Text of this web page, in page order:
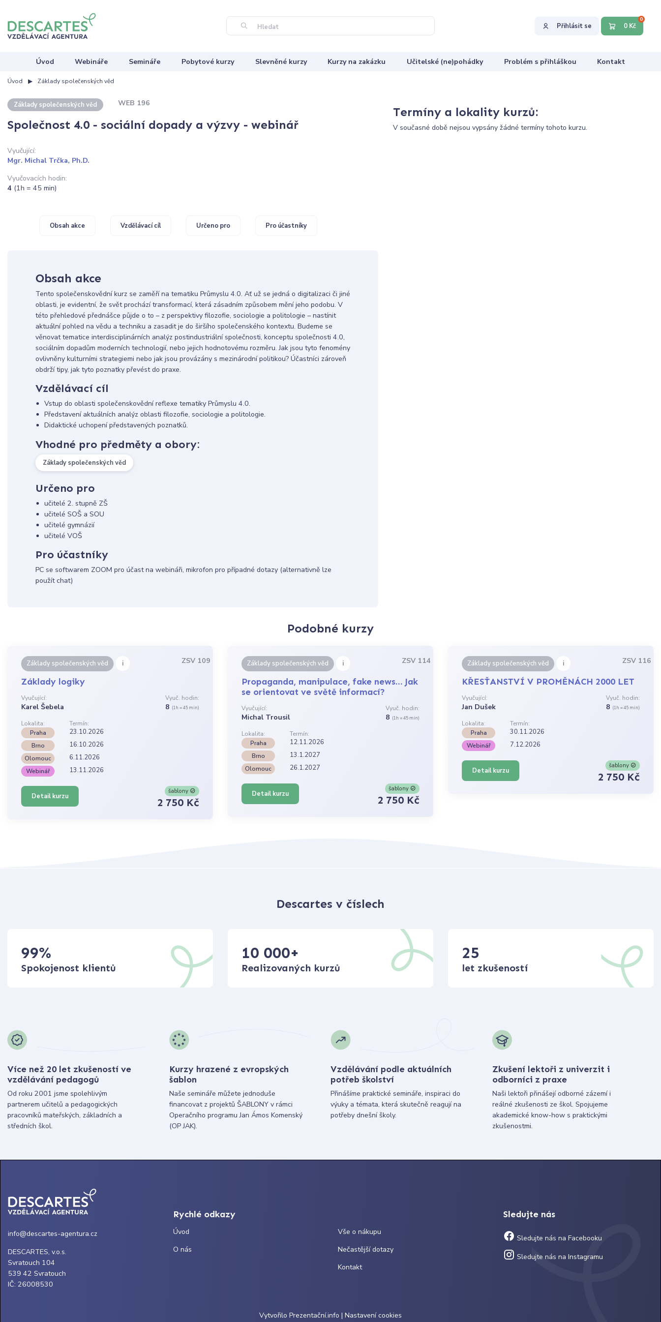
Hledat Přihlásit se 0 Kč
0
Úvod Webináře Semináře Pobytové kurzy Slevněné kurzy Kurzy na zakázku Učitelské (ne)pohádky Problém s přihláškou Kontakt
Úvod Základy společenských věd
Základy společenských věd WEB 196
Společnost 4.0 - sociální dopady a výzvy - webinář
Vyučující:
Mgr. Michal Trčka, Ph.D.
Vyučovacích hodin:
4 (1h = 45 min)
Obsah akce Vzdělávací cíl Určeno pro Pro účastníky
Obsah akce
Tento společenskovědní kurz se zaměří na tematiku Průmyslu 4.0. Ať už se jedná o digitalizaci či jiné
oblasti, je evidentní, že svět prochází transformací, která zásadním způsobem mění jeho podobu. V
této přehledové přednášce půjde o to – z perspektivy filozofie, sociologie a politologie – nastínit
aktuální pohled na vědu a techniku a zasadit je do širšího společenského kontextu. Budeme se
věnovat tematice interdisciplinárních analýz postindustriální společnosti, konceptu společnosti 4.0,
sociálním dopadům moderních technologií, nebo jejich hodnotovému rozměru. Jak jsou tyto fenomény
ovlivněny kulturními strategiemi nebo jak jsou provázány s mezinárodní politikou? Účastníci zároveň
obdrží tipy, jak tyto poznatky převést do praxe.
Vzdělávací cíl
Vstup do oblasti společenskovědní reflexe tematiky Průmyslu 4.0.
Představení aktuálních analýz oblasti filozofie, sociologie a politologie.
Didaktické uchopení představených poznatků.
Vhodné pro předměty a obory:
Základy společenských věd
Určeno pro
učitelé 2. stupně ZŠ
učitelé SOŠ a SOU
učitelé gymnázií
učitelé VOŠ
Pro účastníky
PC se softwarem ZOOM pro účast na webináři, mikrofon pro případné dotazy (alternativně lze
použít chat)
Termíny a lokality kurzů:
V současné době nejsou vypsány žádné termíny tohoto kurzu.
Podobné kurzy
Základy společenských věd i ZSV 109
Základy logiky
Vyučující:
Karel Šebela
Vyuč. hodin:
8 (1h = 45 min)
Lokalita:
Termín:
Praha
23.10.2026
Brno 16.10.2026
Olomouc 6.11.2026
Webinář 13.11.2026
Detail kurzu
šablony
2 750 Kč
Základy společenských věd i ZSV 114
Propaganda, manipulace, fake news… Jak
se orientovat ve světě informací?
Vyučující:
Michal Trousil
Vyuč. hodin:
8 (1h = 45 min)
Lokalita:
Termín:
Praha
12.11.2026
Brno 13.1.2027
Olomouc 26.1.2027
Detail kurzu
šablony
2 750 Kč
Základy společenských věd i ZSV 116
KŘESŤANSTVÍ V PROMĚNÁCH 2000 LET
Vyučující:
Jan Dušek
Vyuč. hodin:
8 (1h = 45 min)
Lokalita:
Termín:
Praha
30.11.2026
Webinář 7.12.2026
Detail kurzu
šablony
2 750 Kč
Descartes v číslech
99%
Spokojenost klientů
10 000+
Realizovaných kurzů
25
let zkušeností
Více než 20 let zkušeností ve
vzdělávání pedagogů
Od roku 2001 jsme spolehlivým
partnerem učitelů a pedagogických
pracovníků mateřských, základních a
středních škol.
Kurzy hrazené z evropských
šablon
Naše semináře můžete jednoduše
financovat z projektů ŠABLONY v rámci
Operačního programu Jan Ámos Komenský
(OP JAK).
Vzdělávání podle aktuálních
potřeb školství
Přinášíme praktické semináře, inspiraci do
výuky a témata, která skutečně reagují na
potřeby dnešní školy.
Zkušení lektoři z univerzit i
odborníci z praxe
Naši lektoři přinášejí odborné zázemí i
reálné zkušenosti ze škol. Spojujeme
akademické know-how s praktickými
zkušenostmi.
info@descartes-agentura.cz
DESCARTES, v.o.s.
Svratouch 104
539 42 Svratouch
IČ: 26008530
Rychlé odkazy
Úvod
O nás
Vše o nákupu
Nečastější dotazy
Kontakt
Sledujte nás
Sledujte nás na Facebooku
Sledujte nás na Instagramu
Vytvořilo Prezentační.info | Nastavení cookies